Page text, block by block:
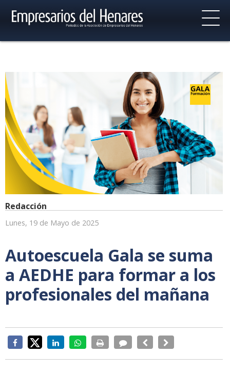
Redacción
Lunes, 19 de Mayo de 2025
Autoescuela Gala se suma
a AEDHE para formar a los
profesionales del mañana